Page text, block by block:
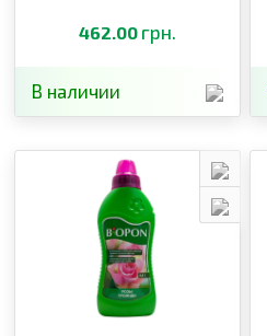
462.00 грн.
В наличии